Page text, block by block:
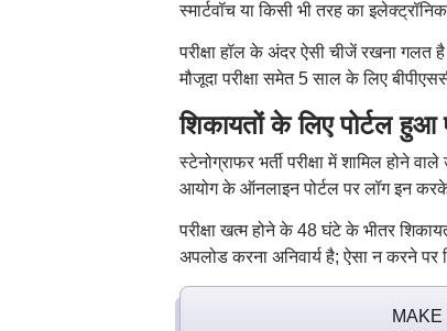
स्मार्टवॉच या किसी भी तरह का
परीक्षा हॉल के अंदर ऐसी चीजें रखना गलत
मौजूदा परीक्षा समेत 5 साल के लिए
शिकायतों के लिए पोर्टल हुआ
स्टेनोग्राफर भर्ती परीक्षा में शामिल होने
आयोग के ऑनलाइन पोर्टल पर लॉग इन
परीक्षा खत्म होने के 48 घंटे के भीतर
अपलोड करना अनिवार्य है; ऐसा न करने पर
MAKE